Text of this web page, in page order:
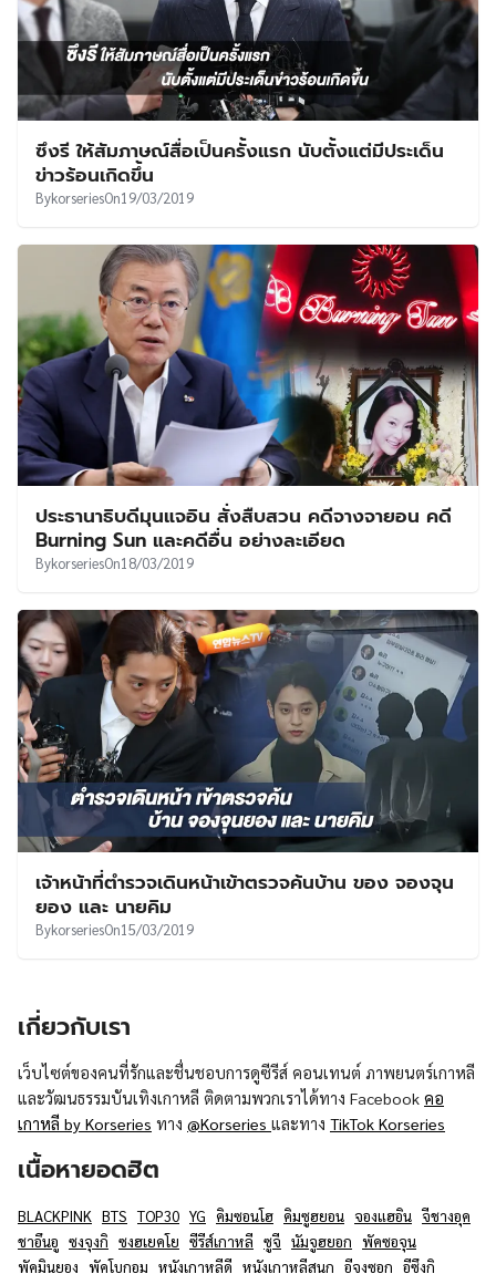
ซึงรี ให้สัมภาษณ์สื่อเป็นครั้งแรก นับตั้งแต่มีประเด็น
ข่าวร้อนเกิดขึ้น
BykorseriesOn19/03/2019
ประธานาธิบดีมุนแจอิน สั่งสืบสวน คดีจางจายอน คดี
Burning Sun และคดีอื่น อย่างละเอียด
BykorseriesOn18/03/2019
เจ้าหน้าที่ตำรวจเดินหน้าเข้าตรวจค้นบ้าน ของ จองจุน
ยอง และ นายคิม
BykorseriesOn15/03/2019
เกี่ยวกับเรา
เว็บไซต์ของคนที่รักและชื่นชอบการดูซีรีส์ คอนเทนต์ ภาพยนตร์เกาหลี
และวัฒนธรรมบันเทิงเกาหลี ติดตามพวกเราได้ทาง Facebook คอ
เกาหลี by Korseries ทาง @Korseries และทาง TikTok Korseries
เนื้อหายอดฮิต
BLACKPINK BTS TOP30 YG คิมซอนโฮ คิมซูฮยอน จองแฮอิน จีชางอุค
ชาอึนอู ซงจุงกิ ซงฮเยคโย ซีรีส์เกาหลี ซูจี นัมจูฮยอก พัคซอจุน
พัคมินยอง พัคโบกอม หนังเกาหลีดี หนังเกาหลีสนุก อีจงซอก อีซึงกิ